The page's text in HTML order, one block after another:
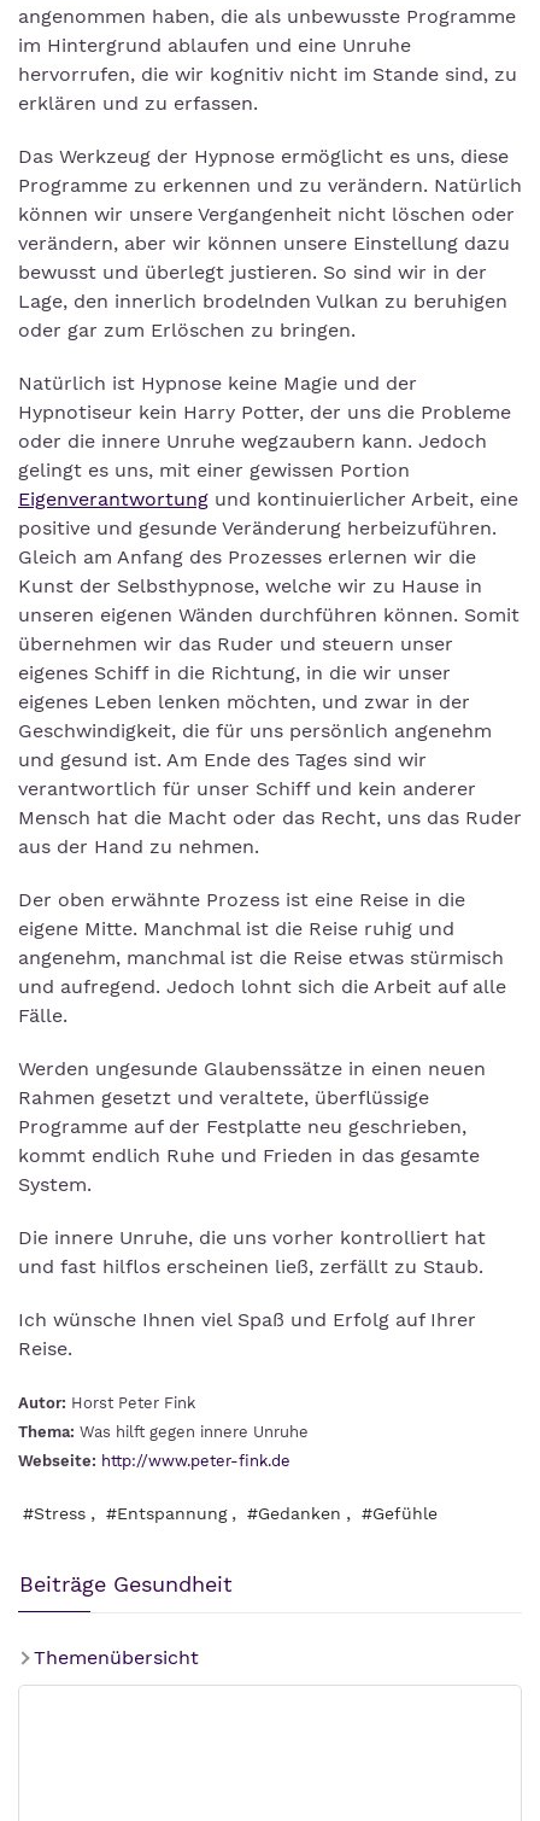
angenommen haben, die als unbewusste Programme
im Hintergrund ablaufen und eine Unruhe
hervorrufen, die wir kognitiv nicht im Stande sind, zu
erklären und zu erfassen.
Das Werkzeug der Hypnose ermöglicht es uns, diese
Programme zu erkennen und zu verändern. Natürlich
können wir unsere Vergangenheit nicht löschen oder
verändern, aber wir können unsere Einstellung dazu
bewusst und überlegt justieren. So sind wir in der
Lage, den innerlich brodelnden Vulkan zu beruhigen
oder gar zum Erlöschen zu bringen.
Natürlich ist Hypnose keine Magie und der
Hypnotiseur kein Harry Potter, der uns die Probleme
oder die innere Unruhe wegzaubern kann. Jedoch
gelingt es uns, mit einer gewissen Portion
Eigenverantwortung und kontinuierlicher Arbeit, eine
positive und gesunde Veränderung herbeizuführen.
Gleich am Anfang des Prozesses erlernen wir die
Kunst der Selbsthypnose, welche wir zu Hause in
unseren eigenen Wänden durchführen können. Somit
übernehmen wir das Ruder und steuern unser
eigenes Schiff in die Richtung, in die wir unser
eigenes Leben lenken möchten, und zwar in der
Geschwindigkeit, die für uns persönlich angenehm
und gesund ist. Am Ende des Tages sind wir
verantwortlich für unser Schiff und kein anderer
Mensch hat die Macht oder das Recht, uns das Ruder
aus der Hand zu nehmen.
Der oben erwähnte Prozess ist eine Reise in die
eigene Mitte. Manchmal ist die Reise ruhig und
angenehm, manchmal ist die Reise etwas stürmisch
und aufregend. Jedoch lohnt sich die Arbeit auf alle
Fälle.
Werden ungesunde Glaubenssätze in einen neuen
Rahmen gesetzt und veraltete, überflüssige
Programme auf der Festplatte neu geschrieben,
kommt endlich Ruhe und Frieden in das gesamte
System.
Die innere Unruhe, die uns vorher kontrolliert hat
und fast hilflos erscheinen ließ, zerfällt zu Staub.
Ich wünsche Ihnen viel Spaß und Erfolg auf Ihrer
Reise.
Autor: Horst Peter Fink
Thema: Was hilft gegen innere Unruhe
Webseite: http://www.peter-fink.de
#Stress , #Entspannung , #Gedanken , #Gefühle
Beiträge Gesundheit
Themenübersicht